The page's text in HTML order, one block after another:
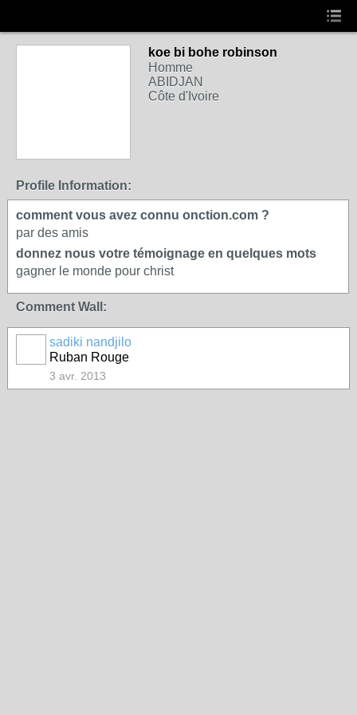
koe bi bohe robinson
Homme
ABIDJAN
Côte d'Ivoire
Profile Information:
comment vous avez connu onction.com ?
par des amis
donnez nous votre témoignage en quelques mots
gagner le monde pour christ
Comment Wall:
sadiki nandjilo
Ruban Rouge
3 avr. 2013